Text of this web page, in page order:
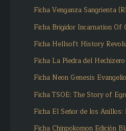
Ficha Venganza Sangrienta
Ficha Brigidor Incarnation Of
Ficha Hellsoft History
Ficha La Piedra del
Ficha Neon Genesis
Ficha TSOE: The Story of
Ficha El Señor de los Anillos:
Ficha Chinpokomon Edición